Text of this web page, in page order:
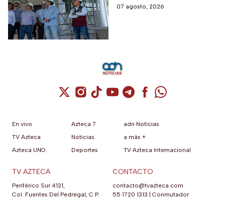
anuncian cuándo
transporte teleférico reducirá
07 agosto, 2026
Cuenta de X / Twitter (se abre en una
Cuenta de Instagram (se abre en una
Cuenta de TikTok (se abre en
Cuenta de YouTube (se abre
Cuenta de Telegram (se
Cuenta de
Cuenta de
En vivo
TV Azteca
Azteca UNO
Azteca 7
Noticias
Deportes
adn Noticias
a más +
TV Azteca Internacional
TV AZTECA
Periférico Sur 4121,
Col. Fuentes Del Pedregal, C.P.
CONTACTO
contacto@tvazteca.com
55 1720 1313
Conmutador